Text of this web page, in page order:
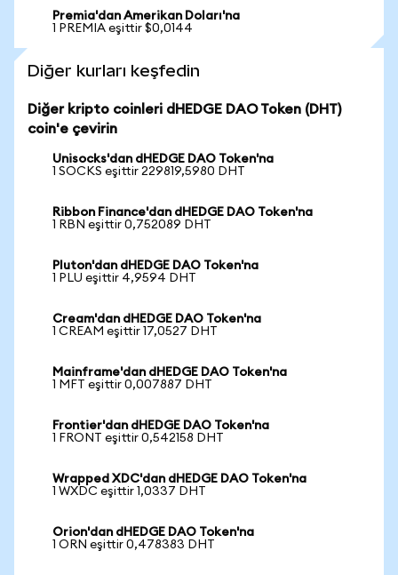
Premia'dan Amerikan Doları'na
1 PREMIA eşittir $0,0144
Diğer kurları keşfedin
Diğer kripto coinleri dHEDGE DAO Token (DHT)
coin'e çevirin
Unisocks'dan dHEDGE DAO Token'na
1 SOCKS eşittir 229819,5980 DHT
Ribbon Finance'dan dHEDGE DAO Token'na
1 RBN eşittir 0,752089 DHT
Pluton'dan dHEDGE DAO Token'na
1 PLU eşittir 4,9594 DHT
Cream'dan dHEDGE DAO Token'na
1 CREAM eşittir 17,0527 DHT
Mainframe'dan dHEDGE DAO Token'na
1 MFT eşittir 0,007887 DHT
Frontier'dan dHEDGE DAO Token'na
1 FRONT eşittir 0,542158 DHT
Wrapped XDC'dan dHEDGE DAO Token'na
1 WXDC eşittir 1,0337 DHT
Orion'dan dHEDGE DAO Token'na
1 ORN eşittir 0,478383 DHT